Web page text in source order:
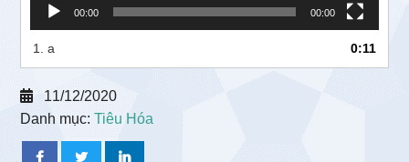
00:00 00:00
1.a 0:11
11/12/2020
Danh mục:Tiêu Hóa